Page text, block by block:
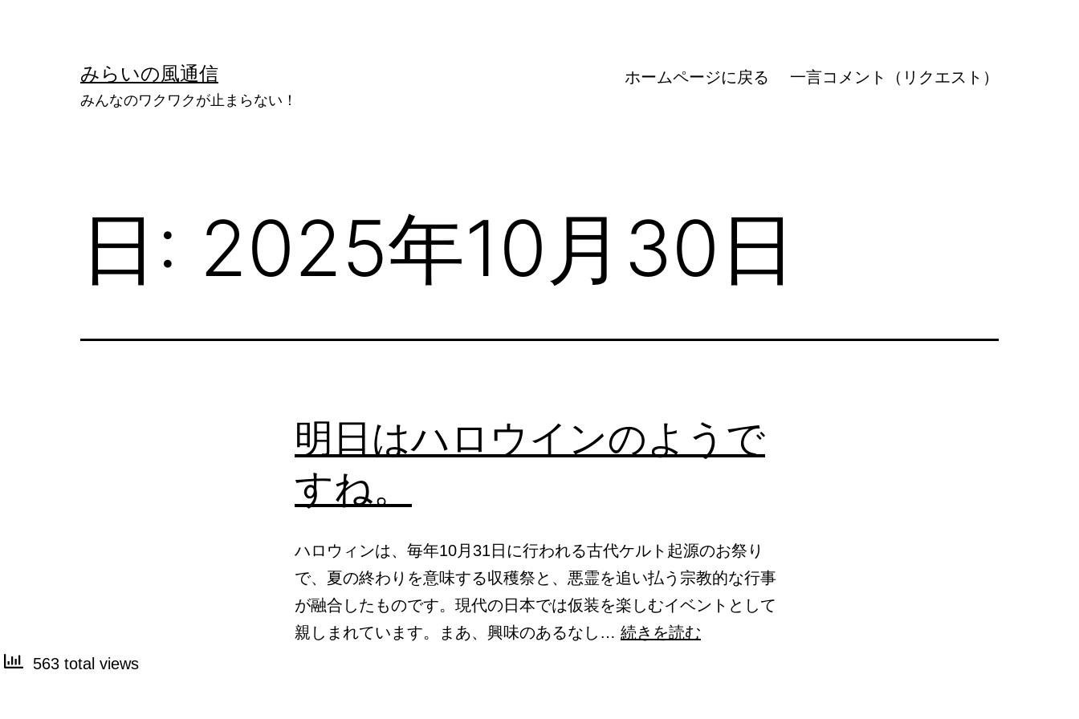
みらいの風通信
みんなのワクワクが止まらない！
ホームページに戻る 一言コメント（リクエスト）
日: 2025年10月30日
明日はハロウインのようで
すね。
ハロウィンは、毎年10月31日に行われる古代ケルト起源のお祭り
で、夏の終わりを意味する収穫祭と、悪霊を追い払う宗教的な行事
が融合したものです。現代の日本では仮装を楽しむイベントとして
親しまれています。まあ、興味のあるなし… 続きを読む
563 total views